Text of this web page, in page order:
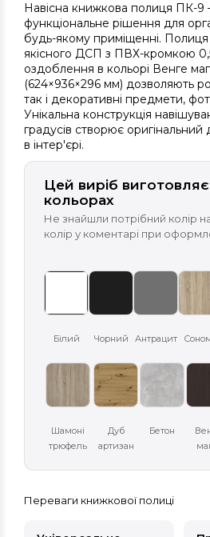
Навісна книжкова полиця ПК-9
функціональне рішення для
будь-якому приміщенні. Полиця
якісного ДСП з ПВХ-кромкою
оздоблення в кольорі Венге
(624×936×296 мм) дозволяють
так і декоративні предмети,
Унікальна конструкція
градусів створює
в інтер'єрі.
Цей виріб
кольорах
Не знайшли потрібний колір
колір у коментарі при
Білий Чорний Антрацит
Шамоні
трюфель
Дуб
артизан
Бетон
Переваги книжкової полиці